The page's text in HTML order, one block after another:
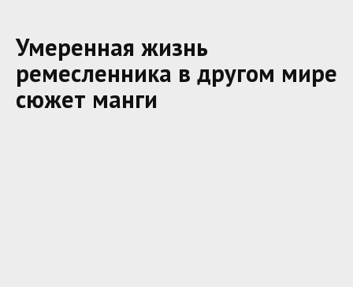
Умеренная жизнь
ремесленника в другом мире
сюжет манги